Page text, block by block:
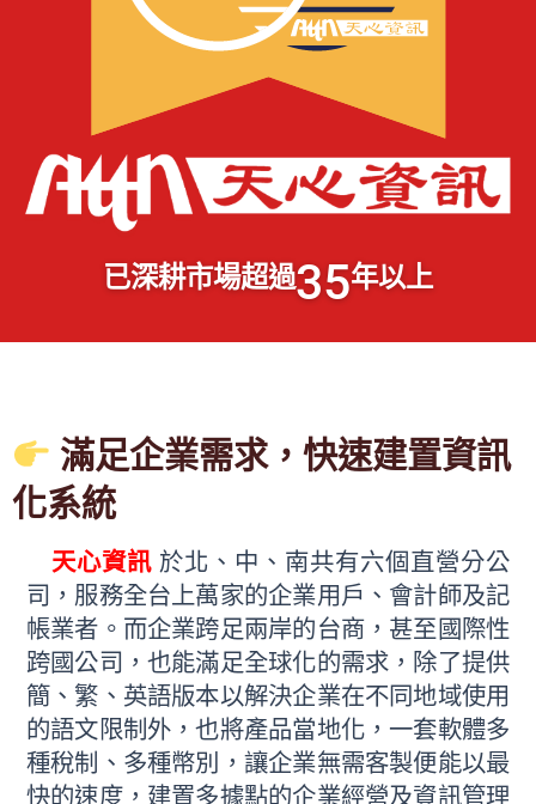
已深耕市場超過35年以上
滿足企業需求，快速建置資訊
化系統
天心資訊 於北、中、南共有六個直營分公
司，服務全台上萬家的企業用戶、會計師及記
帳業者。而企業跨足兩岸的台商，甚至國際性
跨國公司，也能滿足全球化的需求，除了提供
簡、繁、英語版本以解決企業在不同地域使用
的語文限制外，也將產品當地化，一套軟體多
種稅制、多種幣別，讓企業無需客製便能以最
快的速度，建置多據點的企業經營及資訊管理